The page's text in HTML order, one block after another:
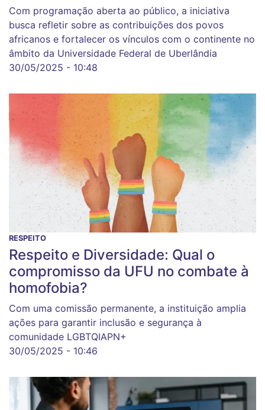
Com programação aberta ao público, a iniciativa
busca refletir sobre as contribuições dos povos
africanos e fortalecer os vínculos com o continente no
âmbito da Universidade Federal de Uberlândia
30/05/2025 - 10:48
RESPEITO
Respeito e Diversidade: Qual o
compromisso da UFU no combate à
homofobia?
Com uma comissão permanente, a instituição amplia
ações para garantir inclusão e segurança à
comunidade LGBTQIAPN+
30/05/2025 - 10:46